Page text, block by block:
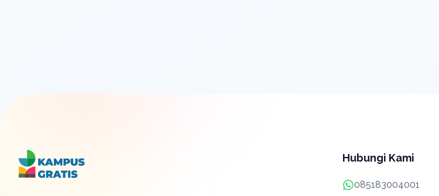
Hubungi Kami
085183004001